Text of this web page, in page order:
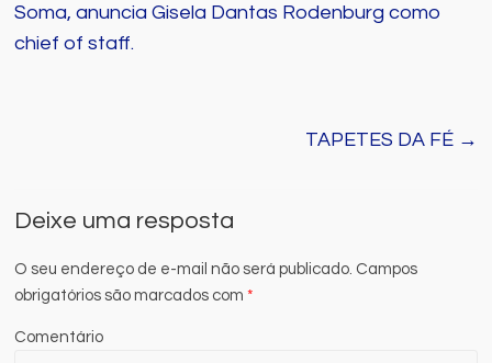
Soma, anuncia Gisela Dantas Rodenburg como
chief of staff.
TAPETES DA FÉ →
Deixe uma resposta
O seu endereço de e-mail não será publicado. Campos
obrigatórios são marcados com*
Comentário